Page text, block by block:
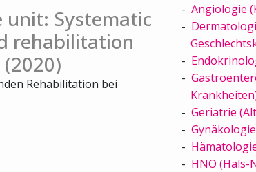
unit: Systematic
rehabilitation
Rehabilitation bei
Angiologie
Geriatrie
HNO (Hals-